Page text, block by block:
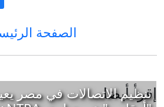
الصفحة
إقرأ أيضا
تنظيم الاتصالات في مصر